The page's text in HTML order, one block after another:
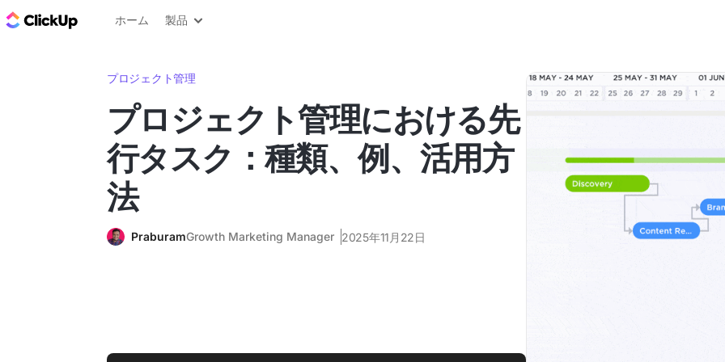
ClickUp ブログ
ホーム 製品
プロジェクト管理
プロジェクト管理における先
行タスク：種類、例、活用方
法
PraburamGrowth Marketing Manager 2025年11月22日